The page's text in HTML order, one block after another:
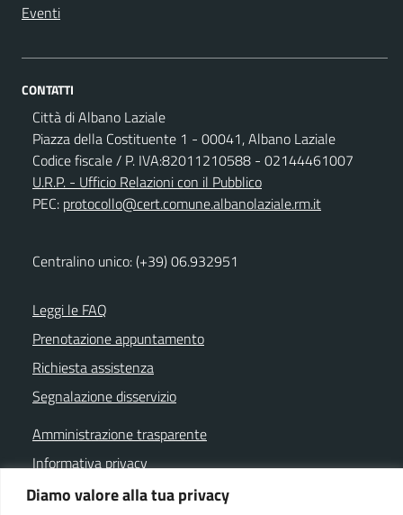
Diamo valore alla tua privacy
Eventi
CONTATTI
Città di Albano Laziale
Piazza della Costituente 1 - 00041, Albano Laziale
Codice fiscale / P. IVA:82011210588 - 02144461007
U.R.P. - Ufficio Relazioni con il Pubblico
PEC: protocollo@cert.comune.albanolaziale.rm.it
Centralino unico: (+39) 06.932951
Leggi le FAQ
Prenotazione appuntamento
Richiesta assistenza
Segnalazione disservizio
Amministrazione trasparente
Informativa privacy
Note legali